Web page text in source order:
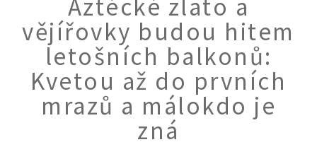
KVÍZY A TESTYAztécké zlato a
vějířovky budou hitem
letošních balkonů:
Kvetou až do prvních
mrazů a málokdo je
zná